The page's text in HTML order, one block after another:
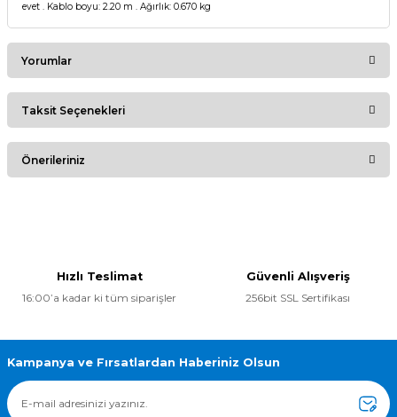
evet . Kablo boyu: 2.20 m . Ağırlık: 0.670 kg
Yorumlar
Bu ürüne ilk yorumu siz yapın!
Taksit Seçenekleri
Önerileriniz
Ürün bilgilerinde hatalar bulunuyor.
Ürün fiyatı diğer sitelerden daha pahalı.
Bu ürüne benzer farklı alternatifler olmalı.
Hızlı Teslimat
16:00’a kadar ki tüm siparişler
Güvenli Alışveriş
256bit SSL Sertifikası
Kampanya ve Fırsatlardan Haberiniz Olsun